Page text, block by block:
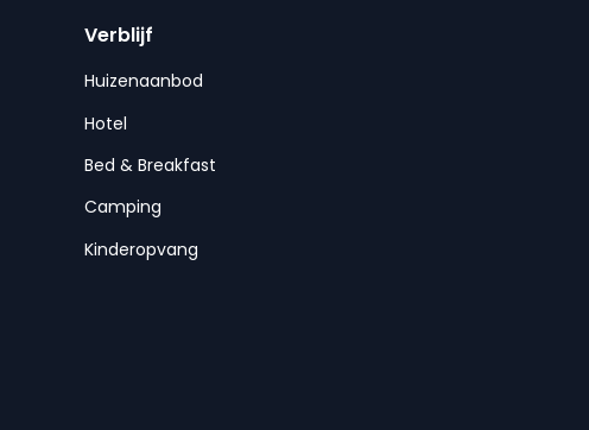
Verblijf
Huizenaanbod
Hotel
Bed & Breakfast
Camping
Kinderopvang